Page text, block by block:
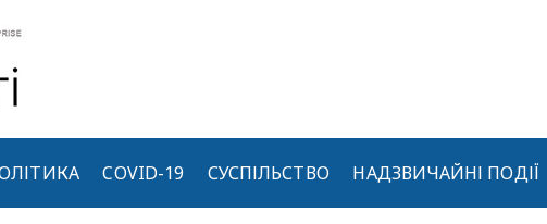
COVID-19 СУСПІЛЬСТВО НАДЗВИЧАЙНІ ПОДІЇ